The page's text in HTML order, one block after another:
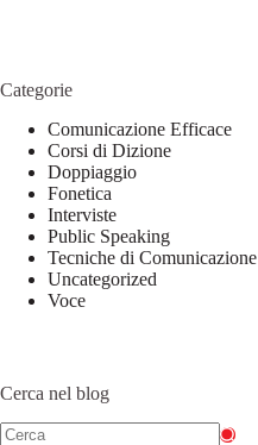
Categorie
Comunicazione Efficace
Corsi di Dizione
Doppiaggio
Fonetica
Interviste
Public Speaking
Tecniche di Comunicazione
Uncategorized
Voce
Cerca nel blog